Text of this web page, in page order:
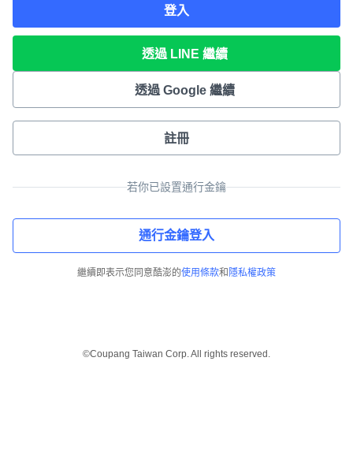
登入
透過 LINE 繼續
透過 Google 繼續
註冊
若你已設置通行金鑰
通行金鑰登入
繼續即表示您同意酷澎的使用條款和 隱私權政策
©Coupang Taiwan Corp. All rights reserved.